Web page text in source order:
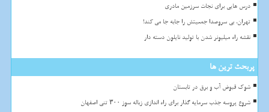
درس هایی برای نجات سرزمین مادری
تهران، بی سروصدا جمعیتش را جابه جا می کند!
نقشه راه میلیونر شدن با تولید نایلون دسته دار
پربحث ترین ها
شوک قبوض آب و برق در تابستان
شروع پروسه جذب سرمایه گذار برای راه اندازی زباله سوز ۳۰۰ تنی اصفهان